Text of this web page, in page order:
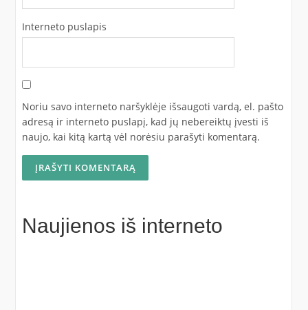
Interneto puslapis
Noriu savo interneto naršyklėje išsaugoti vardą, el. pašto
adresą ir interneto puslapį, kad jų nebereiktų įvesti iš
naujo, kai kitą kartą vėl norėsiu parašyti komentarą.
Naujienos iš interneto